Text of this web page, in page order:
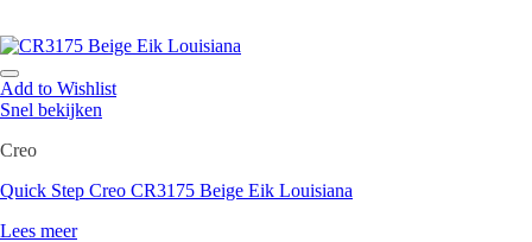
Add to Wishlist
Snel bekijken
Creo
Quick Step Creo CR3175 Beige Eik Louisiana
Lees meer